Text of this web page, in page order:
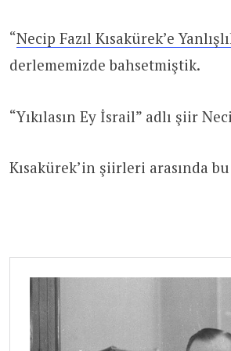
“Necip Fazıl Kısakürek’e
derlememizde bahsetmiştik.
“Yıkılasın Ey İsrail” adlı şiir
Kısakürek’in şiirleri arasında